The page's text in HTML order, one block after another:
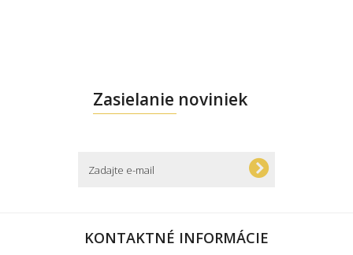
Zasielanie noviniek
KONTAKTNÉ INFORMÁCIE